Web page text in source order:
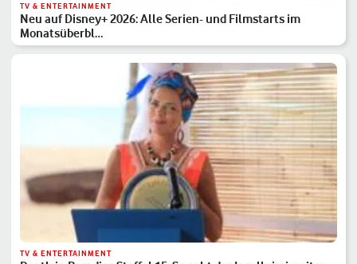
TV & ENTERTAINMENT
Neu auf Disney+ 2026: Alle Serien- und Filmstarts im
Monatsüberbl…
TV & ENTERTAINMENT